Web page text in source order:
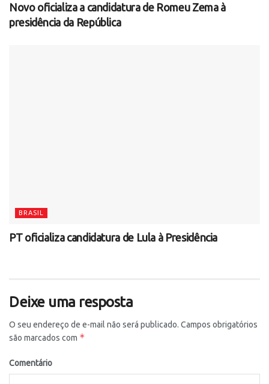
Novo oficializa a candidatura de Romeu Zema à
presidência da República
BRASIL
PT oficializa candidatura de Lula à Presidência
Deixe uma resposta
O seu endereço de e-mail não será publicado. Campos obrigatórios
são marcados com *
Comentário